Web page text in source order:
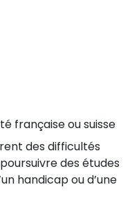
française ou suisse
des difficultés
des études
handicap ou d’une